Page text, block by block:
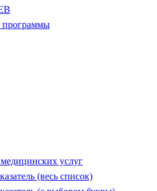
услуг
(весь список)